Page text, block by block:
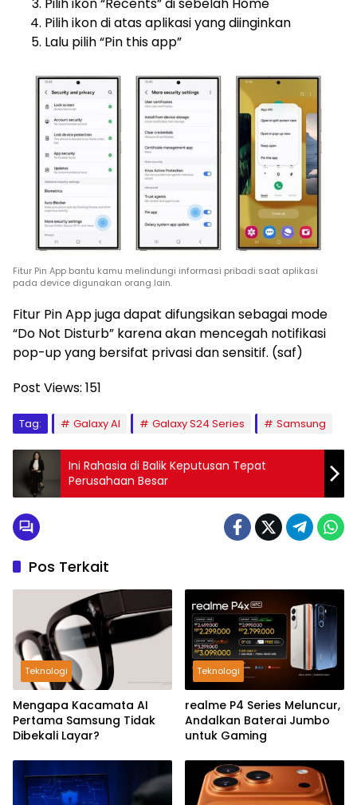
Pilih ikon di atas aplikasi yang diinginkan
Lalu pilih “Pin this app”
Fitur Pin App bantu kamu melindungi informasi pribadi saat aplikasi
pada device digunakan orang lain.
Fitur Pin App juga dapat difungsikan sebagai mode
“Do Not Disturb” karena akan mencegah notifikasi
pop-up yang bersifat privasi dan sensitif. (saf)
Post Views: 151
Tag: Galaxy AI Galaxy S24 Series Samsung
Ini Rahasia di Balik Keputusan Tepat
Perusahaan Besar
Pos Terkait
Teknologi
Mengapa Kacamata AI
Pertama Samsung Tidak
Dibekali Layar?
Teknologi
realme P4 Series Meluncur,
Andalkan Baterai Jumbo
untuk Gaming